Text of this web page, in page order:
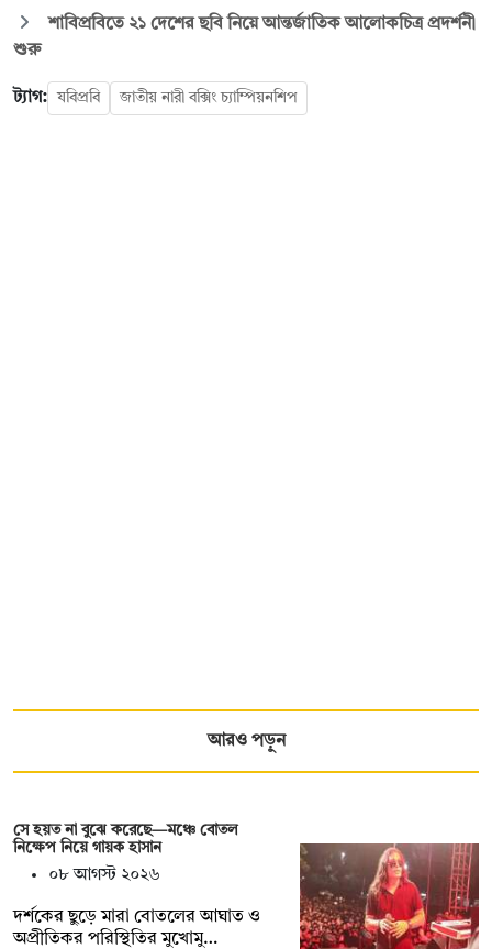
শাবিপ্রবিতে ২১ দেশের ছবি নিয়ে আন্তর্জাতিক আলোকচিত্র প্রদর্শনী
শুরু
ট্যাগ: যবিপ্রবি জাতীয় নারী বক্সিং চ্যাম্পিয়নশিপ
আরও পড়ুন
সে হয়ত না ‍বুঝে করেছে—মঞ্চে বোতল
নিক্ষেপ নিয়ে গায়ক হাসান
০৮ আগস্ট ২০২৬
দর্শকের ছুড়ে মারা বোতলের আঘাত ও
অপ্রীতিকর পরিস্থিতির মুখোমু…